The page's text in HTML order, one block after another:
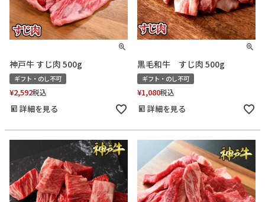
神戸牛 すじ肉 500g
ギフト・のし不可
¥2,592税込
詳細を見る
黒毛和牛 すじ肉 500g
ギフト・のし不可
¥1,080税込
詳細を見る